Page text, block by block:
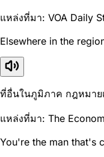
แหล่งที่มา: VOA Daily
Elsewhere in the
ที่อื่นในภูมิภาค กฎหมาย
แหล่งที่มา: The
You're the man that's